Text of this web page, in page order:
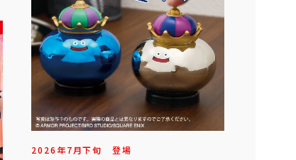
2026年7月下旬 登場